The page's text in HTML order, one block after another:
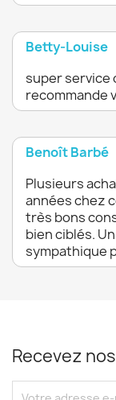
Betty-Louise
super service
recommande
Benoît Barbé
Plusieurs
années chez
très bons
bien ciblés.
sympathique
Recevez